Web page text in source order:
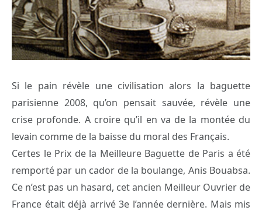
Si le pain révèle une civilisation alors la baguette
parisienne 2008, qu’on pensait sauvée, révèle une
crise profonde. A croire qu’il en va de la montée du
levain comme de la baisse du moral des Français.
Certes le Prix de la Meilleure Baguette de Paris a été
remporté par un cador de la boulange, Anis Bouabsa.
Ce n’est pas un hasard, cet ancien Meilleur Ouvrier de
France était déjà arrivé 3e l’année dernière. Mais mis